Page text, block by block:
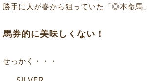
勝手に人が春から狙っていた「◎本命馬
馬券的に美味しくない！
せっかく・・・